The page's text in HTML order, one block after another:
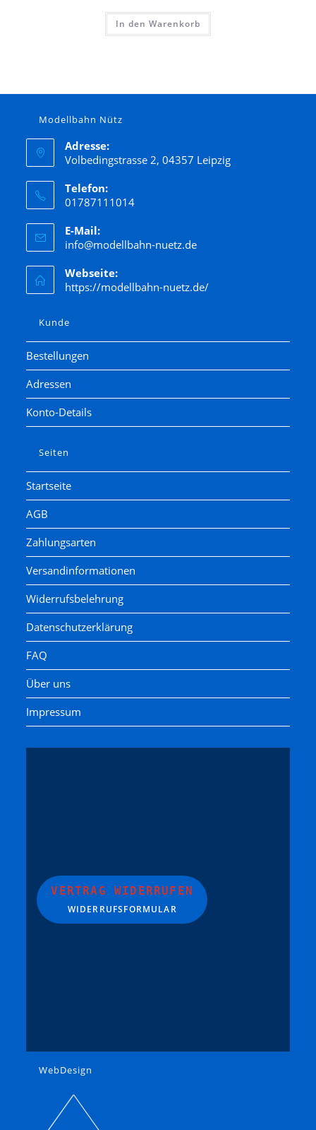
In den Warenkorb
Modellbahn Nütz
Adresse:
Volbedingstrasse 2, 04357 Leipzig
Telefon:
01787111014
E-Mail:
info@modellbahn-nuetz.de
Webseite:
https://modellbahn-nuetz.de/
Kunde
Bestellungen
Adressen
Konto-Details
Seiten
Startseite
AGB
Zahlungsarten
Versandinformationen
Widerrufsbelehrung
Datenschutzerklärung
FAQ
Über uns
Impressum
VERTRAG WIDERRUFEN
WIDERRUFSFORMULAR
WebDesign